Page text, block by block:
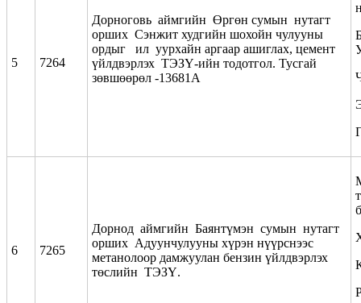
5 7264
Дорноговь аймгийн Өргөн сумын нутагт
орших Сэнжит худгийн шохойн чулууны
ордыг ил уурхайн аргаар ашиглах, цемент
үйлдвэрлэх ТЭЗҮ-ийн тодотгол. Тусгай
зөвшөөрөл -13681А
6 7265
Дорнод аймгийн Баянтүмэн сумын нутагт
орших Адуунчулууны хүрэн нүүрснээс
метанолоор дамжуулан бензин үйлдвэрлэх
төслийн ТЭЗҮ.